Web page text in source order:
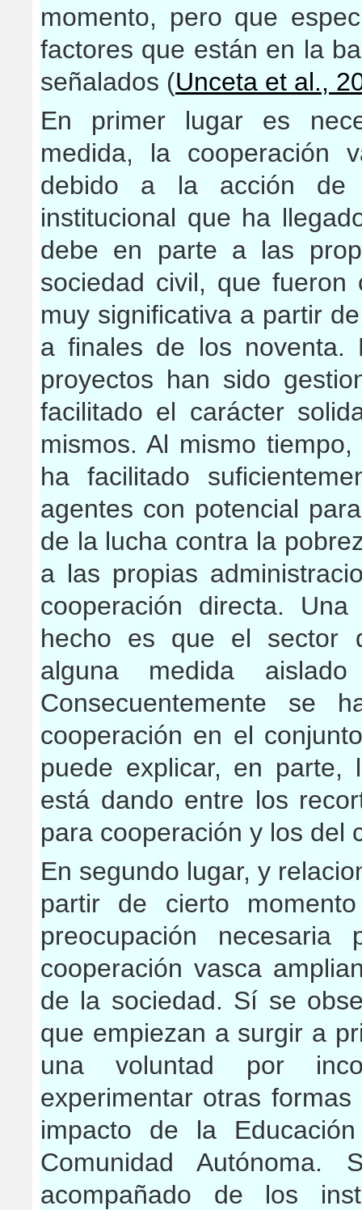
momento, pero que
factores que están en la
señalados (Unceta et al.,
En primer lugar es
medida, la cooperación
debido a la acción de
institucional que ha
debe en parte a las
sociedad civil, que
muy significativa a partir
a finales de los
proyectos han sido
facilitado el carácter
mismos. Al mismo
ha facilitado
agentes con potencial
de la lucha contra la
a las propias
cooperación directa.
hecho es que el sector
alguna medida
Consecuentemente se
cooperación en el
puede explicar, en parte,
está dando entre los
para cooperación y los del
En segundo lugar, y
partir de cierto
preocupación
cooperación vasca
de la sociedad. Sí se
que empiezan a surgir a
una voluntad por
experimentar otras
impacto de la
Comunidad
acompañado de los